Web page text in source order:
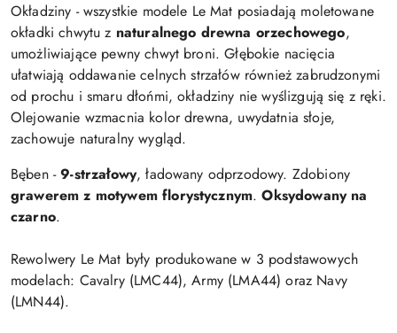
Okładziny - wszystkie modele Le Mat posiadają moletowane
okładki chwytu z naturalnego drewna orzechowego,
umożliwiające pewny chwyt broni. Głębokie nacięcia
ułatwiają oddawanie celnych strzałów również zabrudzonymi
od prochu i smaru dłońmi, okładziny nie wyślizgują się z ręki.
Olejowanie wzmacnia kolor drewna, uwydatnia słoje,
zachowuje naturalny wygląd.
Bęben -9-strzałowy, ładowany odprzodowy. Zdobiony
grawerem z motywem florystycznym.Oksydowany na
czarno.
Rewolwery Le Mat były produkowane w 3 podstawowych
modelach: Cavalry (LMC44), Army (LMA44) oraz Navy
(LMN44).